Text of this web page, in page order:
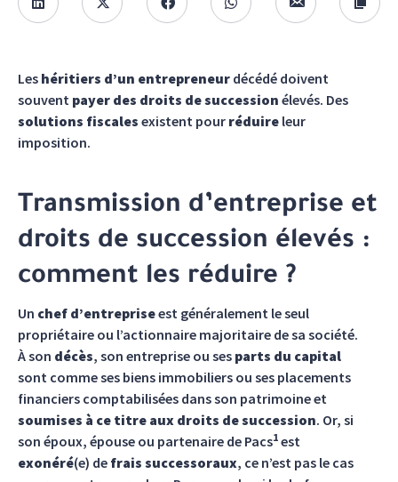
Les héritiers d’un entrepreneur décédé doivent
souvent payer des droits de succession élevés. Des
solutions fiscales existent pour réduire leur
imposition.
Transmission d’entreprise et
droits de succession élevés :
comment les réduire ?
Un chef d’entrepriseest généralement le seul
propriétaire ou l’actionnaire majoritaire de sa société.
À son décès, son entreprise ou ses parts du capital
sont comme ses biens immobiliers ou ses placements
financiers comptabilisées dans son patrimoine et
soumises à ce titre aux droits de succession. Or, si
son époux, épouse ou partenaire de Pacs1 est
exonéré(e) de frais successoraux, ce n’est pas le cas